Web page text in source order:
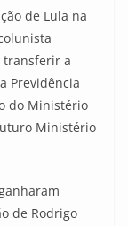
de Lula na
transferir a
Previdência
do Ministério
Ministério
de Rodrigo